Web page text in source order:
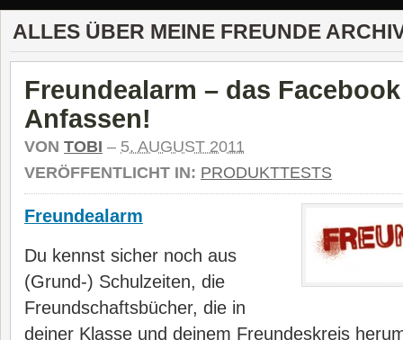
ALLES ÜBER MEINE FREUNDE
Freundealarm – das
Anfassen!
VON TOBI – 5. AUGUST 2011
VERÖFFENTLICHT IN: PRODUKTTESTS
Freundealarm
Du kennst sicher noch aus
(Grund-) Schulzeiten, die
Freundschaftsbücher, die in
deiner Klasse und deinem Freundeskreis